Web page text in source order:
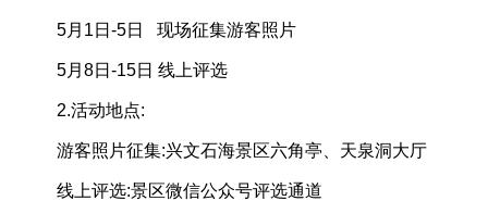
5月1日-5日 现场征集游客照片
5月8日-15日 线上评选
2.活动地点:
游客照片征集:兴文石海景区六角亭、天泉洞大厅
线上评选:景区微信公众号评选通道